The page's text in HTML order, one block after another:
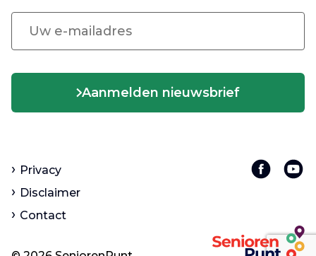
Aanmelden nieuwsbrief
Privacy
Disclaimer
Contact